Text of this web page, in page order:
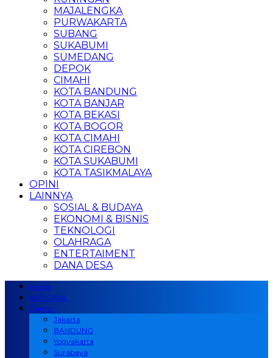
MAJALENGKA
PURWAKARTA
SUBANG
SUKABUMI
SUMEDANG
DEPOK
CIMAHI
KOTA BANDUNG
KOTA BANJAR
KOTA BEKASI
KOTA BOGOR
KOTA CIMAHI
KOTA CIREBON
KOTA SUKABUMI
KOTA TASIKMALAYA
OPINI
LAINNYA
SOSIAL & BUDAYA
EKONOMI & BISNIS
TEKNOLOGI
OLAHRAGA
ENTERTAIMENT
DANA DESA
Home
NASIONAL
Daerah
Jakarta
BANDUNG
Yogyakarta
Surabaya